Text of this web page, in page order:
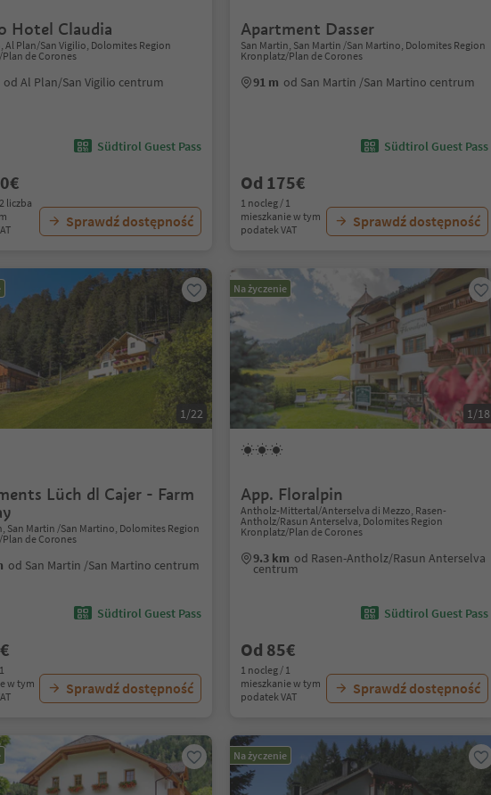
Hotel Claudia
Al Plan/San Vigilio, Dolomites Region
de Corones
od Al Plan/San Vigilio centrum
Südtirol Guest Pass
liczba
Sprawdź dostępność
Apartment Dasser
San Martin, San Martin /San Martino, Dolomites Region
Kronplatz/Plan de Corones
91 m od San Martin /San Martino centrum
Südtirol Guest Pass
Od 175€
1 nocleg / 1
mieszkanie w tym
podatek VAT
Sprawdź dostępność
1/22
Lüch dl Cajer - Farm
San Martin /San Martino, Dolomites Region
de Corones
od San Martin /San Martino centrum
Südtirol Guest Pass
w tym
Sprawdź dostępność
Na życzenie
1/18
App. Floralpin
Antholz-Mittertal/Anterselva di Mezzo, Rasen-
Antholz/Rasun Anterselva, Dolomites Region
Kronplatz/Plan de Corones
9.3 km od Rasen-Antholz/Rasun Anterselva
centrum
Südtirol Guest Pass
Od 85€
1 nocleg / 1
mieszkanie w tym
podatek VAT
Sprawdź dostępność
Na życzenie